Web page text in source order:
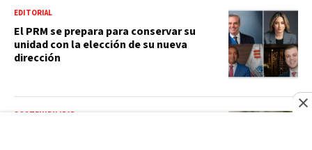
EDITORIAL
El PRM se prepara para conservar su
unidad con la elección de su nueva
dirección
SOSTENIBILIDAD